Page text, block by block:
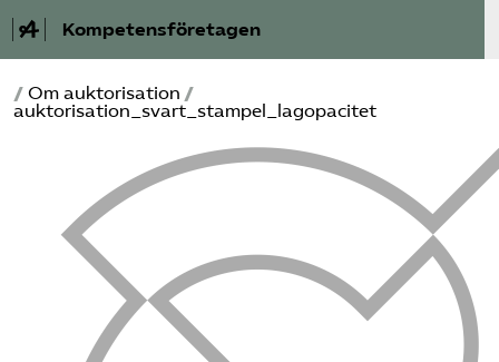
Kompetensföretagen
Aktuellt
Auktorisation
Medlemskap
Våra frågor
/ Om auktorisation /
auktorisation_svart_stampel_lagopacitet